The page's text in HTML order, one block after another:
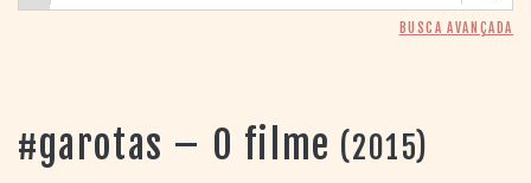
> PREÇOS E
CINEMA GAÚCHO
BUSCA AVANÇADA
#garotas – O filme (2015)